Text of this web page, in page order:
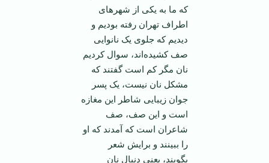
که ما به یکی از شهرهای
اطراف تهران رفته بودیم و
دیدیم که جلوی یک نانوایی
صف کشیده‌اند، سوال کردیم
نان مگر کم است گفتند که
مشکل نان نیست، یک پسر
جوان زیبایی شاطر این مغازه
است و این صف، صف
شاعران است که آمدند که او
را ببینند و برایش شعر
بگویند، یعنی دنبال نان